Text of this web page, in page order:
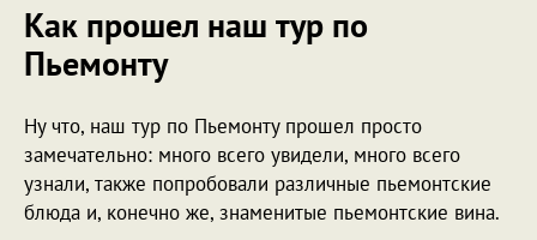
Как прошел наш тур по
Пьемонту
Ну что, наш тур по Пьемонту прошел просто
замечательно: много всего увидели, много всего
узнали, также попробовали различные пьемонтские
блюда и, конечно же, знаменитые пьемонтские вина.